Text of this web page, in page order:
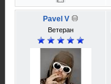
Pavel V
Ветеран